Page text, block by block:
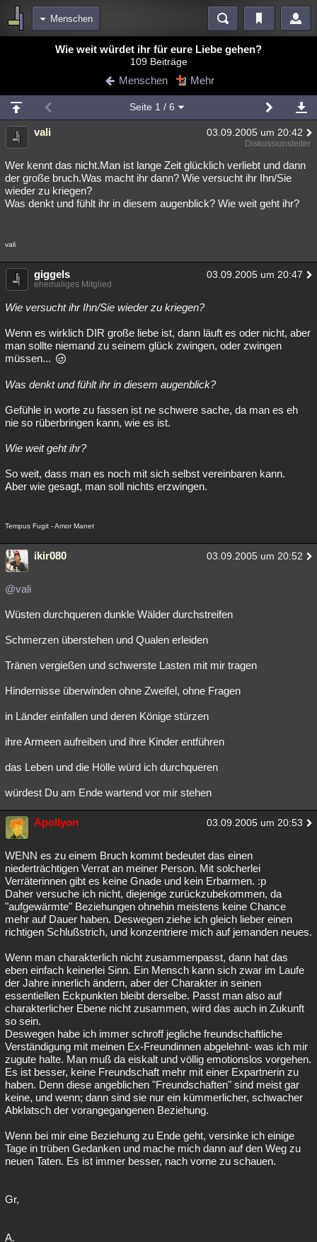
Menschen
Blogs Videos
Chat Wiki Neuigkeiten
meine Rubriken
Menschen Mystery Kriminalfälle
Spiritualität Verschwörungen Technologie Ufologie
Natur Umfragen
Astronomie Helpdesk Gruppen Gaming Filme
Musik Clash Verbesserungen
Übersichten
Besucht Teilgenommen Alle Neue Geschlossen
Lesenswert
Wie weit würdet ihr für eure Liebe gehen?
109 Beiträge
Menschen Mehr
Seite 1 / 6
vali 03.09.2005 um 20:42
Diskussionsleiter
Wer kennt das nicht.Man ist lange Zeit glücklich verliebt und dann
der große bruch.Was macht ihr dann? Wie versucht ihr Ihn/Sie
wieder zu kriegen?
Was denkt und fühlt ihr in diesem augenblick? Wie weit geht ihr?
vali
giggels 03.09.2005 um 20:47
ehemaliges Mitglied
Wie versucht ihr Ihn/Sie wieder zu kriegen?
Wenn es wirklich DIR große liebe ist, dann läuft es oder nicht, aber
man sollte niemand zu seinem glück zwingen, oder zwingen
müssen...
Was denkt und fühlt ihr in diesem augenblick?
Gefühle in worte zu fassen ist ne schwere sache, da man es eh
nie so rüberbringen kann, wie es ist.
Wie weit geht ihr?
So weit, dass man es noch mit sich selbst vereinbaren kann.
Aber wie gesagt, man soll nichts erzwingen.
Tempus Fugit - Amor Manet
ikir080 03.09.2005 um 20:52
@vali
Wüsten durchqueren dunkle Wälder durchstreifen
Schmerzen überstehen und Qualen erleiden
Tränen vergießen und schwerste Lasten mit mir tragen
Hindernisse überwinden ohne Zweifel, ohne Fragen
in Länder einfallen und deren Könige stürzen
ihre Armeen aufreiben und ihre Kinder entführen
das Leben und die Hölle würd ich durchqueren
würdest Du am Ende wartend vor mir stehen
Apollyon 03.09.2005 um 20:53
WENN es zu einem Bruch kommt bedeutet das einen
niederträchtigen Verrat an meiner Person. Mit solcherlei
Verräterinnen gibt es keine Gnade und kein Erbarmen. :p
Daher versuche ich nicht, diejenige zurückzubekommen, da
"aufgewärmte" Beziehungen ohnehin meistens keine Chance
mehr auf Dauer haben. Deswegen ziehe ich gleich lieber einen
richtigen Schlußstrich, und konzentriere mich auf jemanden neues.
Wenn man charakterlich nicht zusammenpasst, dann hat das
eben einfach keinerlei Sinn. Ein Mensch kann sich zwar im Laufe
der Jahre innerlich ändern, aber der Charakter in seinen
essentiellen Eckpunkten bleibt derselbe. Passt man also auf
charakterlicher Ebene nicht zusammen, wird das auch in Zukunft
so sein.
Deswegen habe ich immer schroff jegliche freundschaftliche
Verständigung mit meinen Ex-Freundinnen abgelehnt- was ich mir
zugute halte. Man muß da eiskalt und völlig emotionslos vorgehen.
Es ist besser, keine Freundschaft mehr mit einer Expartnerin zu
haben. Denn diese angeblichen "Freundschaften" sind meist gar
keine, und wenn; dann sind sie nur ein kümmerlicher, schwacher
Abklatsch der vorangegangenen Beziehung.
Wenn bei mir eine Beziehung zu Ende geht, versinke ich einige
Tage in trüben Gedanken und mache mich dann auf den Weg zu
neuen Taten. Es ist immer besser, nach vorne zu schauen.
Gr,
A.